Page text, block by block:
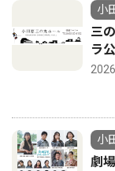
小
三
ラ
小
劇